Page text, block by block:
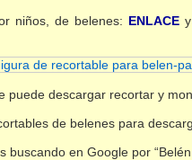
niños, de belenes: ENLACE
puede descargar recortar y
de belenes para
en Google por